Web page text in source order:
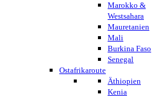
Marokko &
Westsahara
Mauretanien
Mali
Burkina Faso
Senegal
Ostafrikaroute
Äthiopien
Kenia